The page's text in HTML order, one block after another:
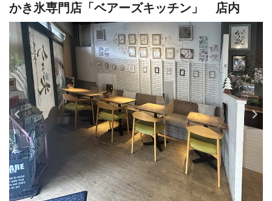
かき氷専門店「ベアーズキッチン」 店内